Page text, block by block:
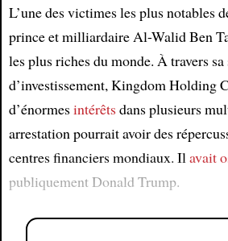
Article
L’une des victimes les plus notables
prince et milliardaire Al-Walid Ben
les plus riches du monde. À travers
d’investissement, Kingdom Holding
d’énormesintérêtsdans plusieurs
arrestation pourrait avoir des
centres financiers mondiaux. Ilavait
publiquement Donald Trump.